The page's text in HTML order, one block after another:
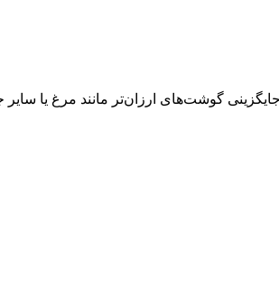
گوشت‌های ارزان‌تر مانند مرغ یا